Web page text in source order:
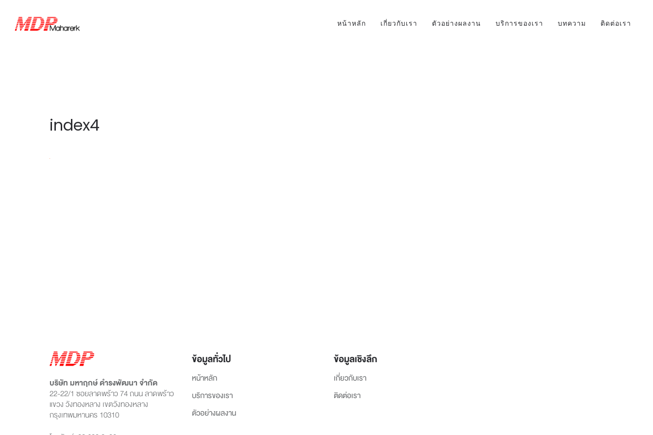
หน้าหลัก เกี่ยวกับเรา ตัวอย่างผลงาน บริการของเรา บทความ ติดต่อเรา
index4
บริษัท มหาฤกษ์ ดำรงพัฒนา จำกัด
22-22/1 ซอยลาดพร้าว 74 ถนน ลาดพร้าว
แขวง วังทองหลาง เขตวังทองหลาง
กรุงเทพมหานคร 10310
ข้อมูลทั่วไป
หน้าหลัก
บริการของเรา
ตัวอย่างผลงาน
ข้อมูลเชิงลึก
เกี่ยวกับเรา
ติดต่อเรา